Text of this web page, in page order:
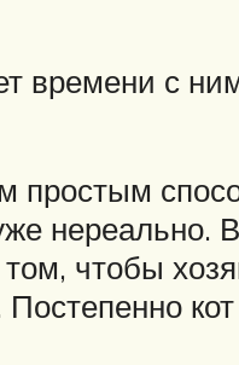
времени с
простым
нереально.
чтобы
кот